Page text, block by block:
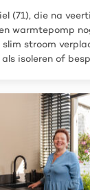
(71), die na
warmtepomp
slim stroom
isoleren of